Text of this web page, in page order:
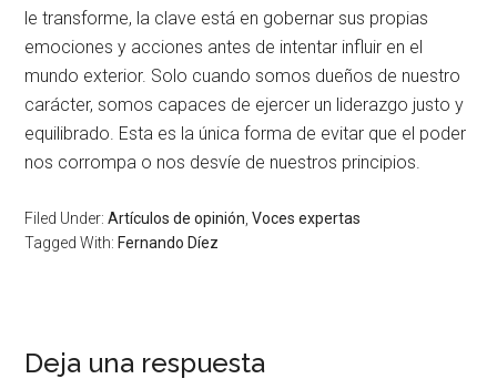
le transforme, la clave está en gobernar sus propias
emociones y acciones antes de intentar influir en el
mundo exterior. Solo cuando somos dueños de nuestro
carácter, somos capaces de ejercer un liderazgo justo y
equilibrado. Esta es la única forma de evitar que el poder
nos corrompa o nos desvíe de nuestros principios.
Filed Under:Artículos de opinión ,Voces expertas
Tagged With: Fernando Díez
Deja una respuesta